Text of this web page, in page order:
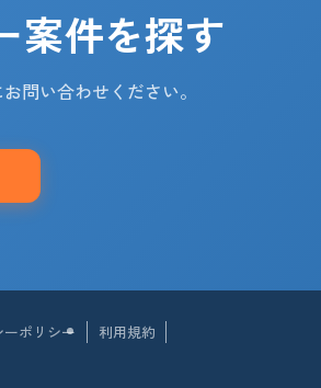
案件を探す
問い合わせください。
ーポリシー 利用規約